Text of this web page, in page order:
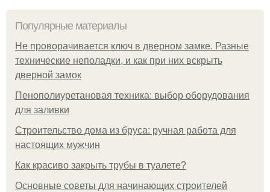
Популярные материалы
Не проворачивается ключ в дверном замке. Разные
технические неполадки, и как при них вскрыть
дверной замок
Пенополиуретановая техника: выбор оборудования
для заливки
Строительство дома из бруса: ручная работа для
настоящих мужчин
Как красиво закрыть трубы в туалете?
Основные советы для начинающих строителей